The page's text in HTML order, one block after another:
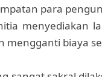
para
menyediakan
mengganti biaya